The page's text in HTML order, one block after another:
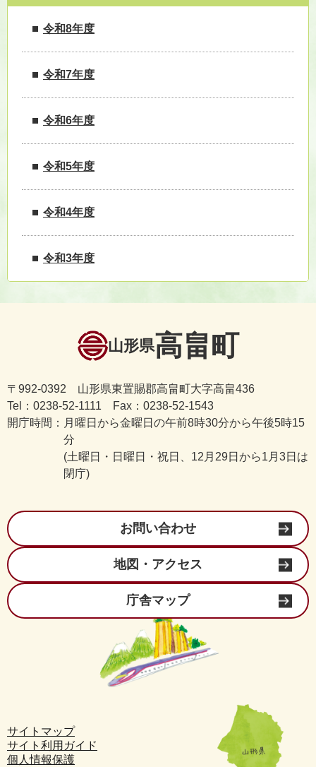
令和8年度
令和7年度
令和6年度
令和5年度
令和4年度
令和3年度
山形県高畠町
〒992-0392 山形県東置賜郡高畠町大字高畠436
Tel：0238-52-1111 Fax：0238-52-1543
開庁時間： 月曜日から金曜日の午前8時30分から午後5時15
分
(土曜日・日曜日・祝日、12月29日から1月3日は
閉庁)
お問い合わせ
地図・アクセス
庁舎マップ
サイトマップ
サイト利用ガイド
個人情報保護